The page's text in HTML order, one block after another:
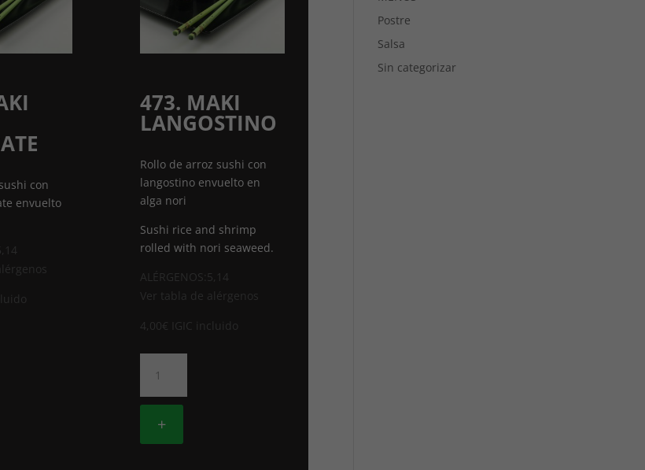
con
envuelto
473. MAKI
LANGOSTINO
Rollo de arroz sushi con
langostino envuelto en
alga nori
Sushi rice and shrimp
rolled with nori seaweed.
ALÉRGENOS:5,14
Ver tabla de alérgenos
4,00€ IGIC incluido
MAKI
LANGOSTINO
+
Postre
Salsa
Sin categorizar